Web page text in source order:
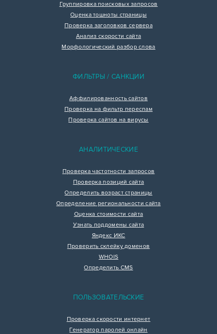
Группировка поисковых запросов
Оценка тошноты страницы
Проверка заголовков сервера
Анализ скорости сайта
Морфологический разбор слова
ФИЛЬТРЫ / САНКЦИИ
Аффилированность сайтов
Проверка на фильтр переспам
Проверка сайтов на вирусы
АНАЛИТИЧЕСКИЕ
Проверка частотности запросов
Проверка позиций сайта
Определить возраст страницы
Определение региональности сайта
Оценка стоимости сайта
Узнать поддомены сайта
Яндекс ИКС
Проверить склейку доменов
WHOIS
Определить CMS
ПОЛЬЗОВАТЕЛЬСКИЕ
Проверка скорости интернет
Генератор паролей онлайн